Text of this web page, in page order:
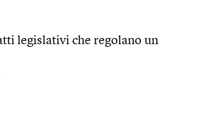
legislativi che regolano un